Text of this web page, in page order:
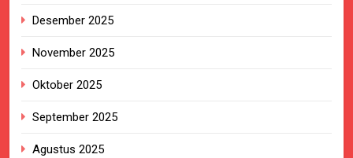
Desember 2025
November 2025
Oktober 2025
September 2025
Agustus 2025